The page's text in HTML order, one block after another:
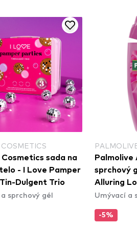
Cosmetics sada na
- I Love Pamper
Dulgent Trio
sprchový gél
Palmolive Aroma Essence
sprchový
Alluring
Umývací a
-5%